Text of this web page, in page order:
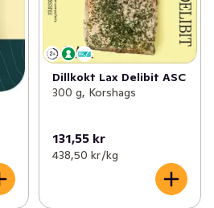
Dillkokt Lax Delibit ASC
300 g, Korshags
131,55 kr
438,50 kr /kg